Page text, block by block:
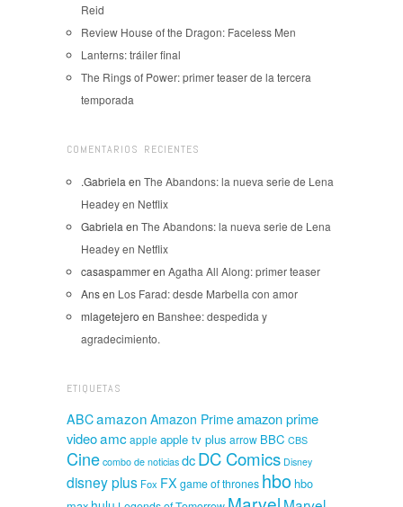
Reid
Review House of the Dragon: Faceless Men
Lanterns: tráiler final
The Rings of Power: primer teaser de la tercera
temporada
COMENTARIOS RECIENTES
.Gabriela en The Abandons: la nueva serie de Lena
Headey en Netflix
Gabriela en The Abandons: la nueva serie de Lena
Headey en Netflix
casaspammeren Agatha All Along: primer teaser
Ansen Los Farad: desde Marbella con amor
mlagetejero en Banshee: despedida y
agradecimiento.
ETIQUETAS
ABCamazon Amazon Primeamazon prime
videoamcapple apple tv plus arrow BBC CBS
Cine combo de noticias dcDC Comics Disney
disney plus Fox FX game of thrones hbo hbo